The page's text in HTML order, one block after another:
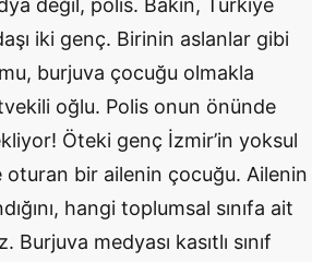
değil, polis. Bakın, Türkiye
iki genç. Birinin aslanlar gibi
burjuva çocuğu olmakla
oğlu. Polis onun önünde
Öteki genç İzmir’in yoksul
oturan bir ailenin çocuğu. Ailenin
hangi toplumsal sınıfa ait
medyası kasıtlı sınıf